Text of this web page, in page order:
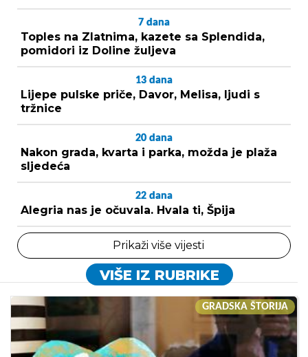
7 dana
Toples na Zlatnima, kazete sa Splendida,
pomidori iz Doline žuljeva
13 dana
Lijepe pulske priče, Davor, Melisa, ljudi s
tržnice
20 dana
Nakon grada, kvarta i parka, možda je plaža
sljedeća
22 dana
Alegria nas je očuvala. Hvala ti, Špija
Prikaži više vijesti
VIŠE IZ RUBRIKE
GRADSKA ŠTORIJA